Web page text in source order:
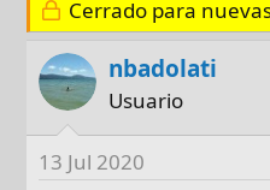
r
a
d
n
Cerrado para
nbadolati
Usuario
13 Jul 2020